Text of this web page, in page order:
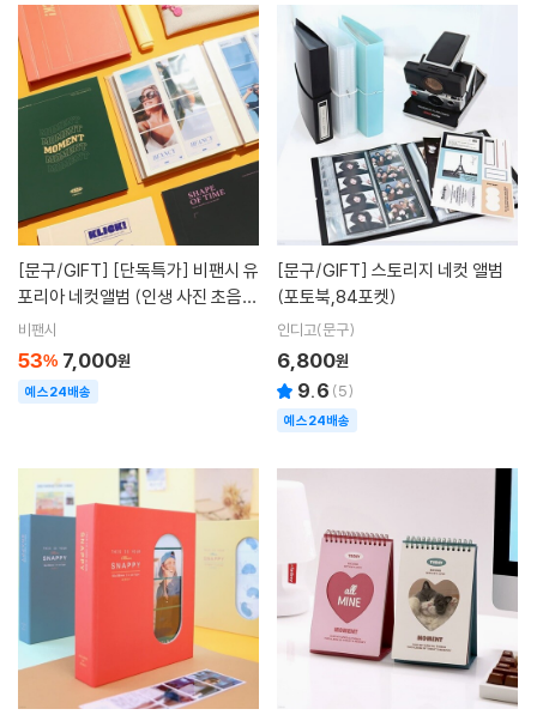
[문구/GIFT]
포리아 네컷앨범 (인생 사진 초음파
포토북 사진첩 셀프 커플 접착식 하
루필름)
비팬시
53% 7,000원
예스24배송
[문구/GIFT]
(포토북,84포켓)
인디고(문구)
6,800원
9.6 (5)
예스24배송